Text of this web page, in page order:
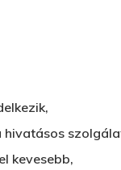
kevesebb,